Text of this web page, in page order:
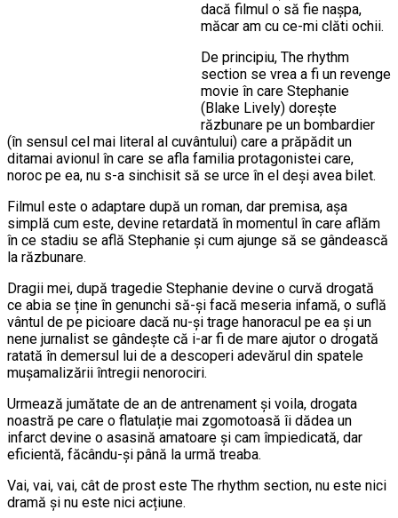
dacă filmul o să fie nașpa,
măcar am cu ce-mi clăti ochii.
De principiu, The rhythm
section se vrea a fi un revenge
movie în care Stephanie
(Blake Lively) dorește
răzbunare pe un bombardier
(în sensul cel mai literal al cuvântului) care a prăpădit un
ditamai avionul în care se afla familia protagonistei care,
noroc pe ea, nu s-a sinchisit să se urce în el deși avea bilet.
Filmul este o adaptare după un roman, dar premisa, așa
simplă cum este, devine retardată în momentul în care aflăm
în ce stadiu se află Stephanie și cum ajunge să se gândească
la răzbunare.
Dragii mei, după tragedie Stephanie devine o curvă drogată
ce abia se ține în genunchi să-și facă meseria infamă, o suflă
vântul de pe picioare dacă nu-și trage hanoracul pe ea și un
nene jurnalist se gândește că i-ar fi de mare ajutor o drogată
ratată în demersul lui de a descoperi adevărul din spatele
mușamalizării întregii nenorociri.
Urmează jumătate de an de antrenament și voila, drogata
noastră pe care o flatulație mai zgomotoasă îi dădea un
infarct devine o asasină amatoare și cam împiedicată, dar
eficientă, făcându-și până la urmă treaba.
Vai, vai, vai, cât de prost este The rhythm section, nu este nici
dramă și nu este nici acțiune.